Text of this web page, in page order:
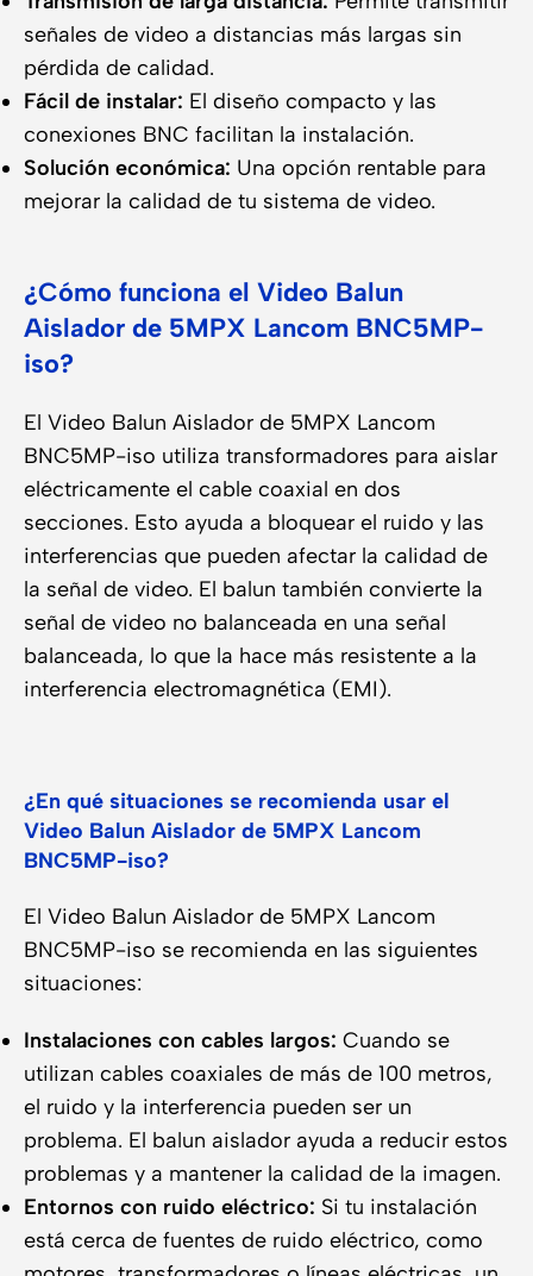
señales de video a distancias más largas sin
pérdida de calidad.
Fácil de instalar: El diseño compacto y las
conexiones BNC facilitan la instalación.
Solución económica: Una opción rentable para
mejorar la calidad de tu sistema de video.
¿Cómo funciona el Video Balun
Aislador de 5MPX Lancom BNC5MP-
iso?
El Video Balun Aislador de 5MPX Lancom
BNC5MP-iso utiliza transformadores para aislar
eléctricamente el cable coaxial en dos
secciones. Esto ayuda a bloquear el ruido y las
interferencias que pueden afectar la calidad de
la señal de video. El balun también convierte la
señal de video no balanceada en una señal
balanceada, lo que la hace más resistente a la
interferencia electromagnética (EMI).
¿En qué situaciones se recomienda usar el
Video Balun Aislador de 5MPX Lancom
BNC5MP-iso?
El Video Balun Aislador de 5MPX Lancom
BNC5MP-iso se recomienda en las siguientes
situaciones:
Instalaciones con cables largos: Cuando se
utilizan cables coaxiales de más de 100 metros,
el ruido y la interferencia pueden ser un
problema. El balun aislador ayuda a reducir estos
problemas y a mantener la calidad de la imagen.
Entornos con ruido eléctrico: Si tu instalación
está cerca de fuentes de ruido eléctrico, como